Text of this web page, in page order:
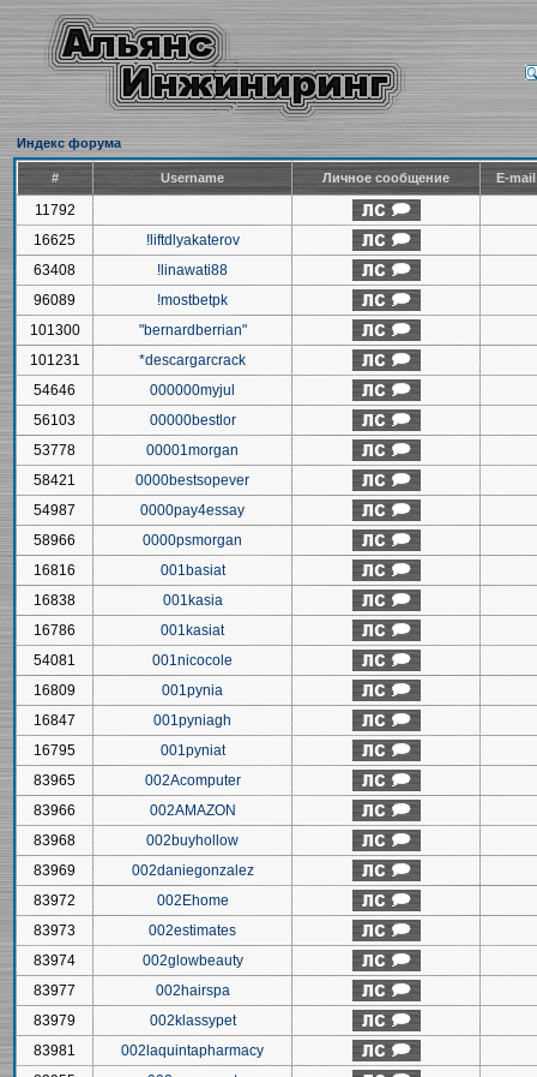
Индекс форума
# Username Личное сообщение E-
11792
16625
!liftdlyakaterov
63408
!linawati88
96089
!mostbetpk
101300
"bernardberrian"
101231
*descargarcrack
54646
000000myjul
56103
00000bestlor
53778
00001morgan
58421
0000bestsopever
54987
0000pay4essay
58966
0000psmorgan
16816
001basiat
16838
001kasia
16786
001kasiat
54081
001nicocole
16809
001pynia
16847
001pyniagh
16795
001pyniat
83965
002Acomputer
83966
002AMAZON
83968
002buyhollow
83969
002daniegonzalez
83972
002Ehome
83973
002estimates
83974
002glowbeauty
83977
002hairspa
83979
002klassypet
83981
002laquintapharmacy